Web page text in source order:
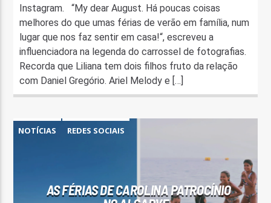
Instagram. “My dear August. Há poucas coisas
melhores do que umas férias de verão em família, num
lugar que nos faz sentir em casa!“, escreveu a
influenciadora na legenda do carrossel de fotografias.
Recorda que Liliana tem dois filhos fruto da relação
com Daniel Gregório. Ariel Melody e […]
NOTÍCIAS REDES SOCIAIS
AS FÉRIAS DE CAROLINA PATROCÍNIO